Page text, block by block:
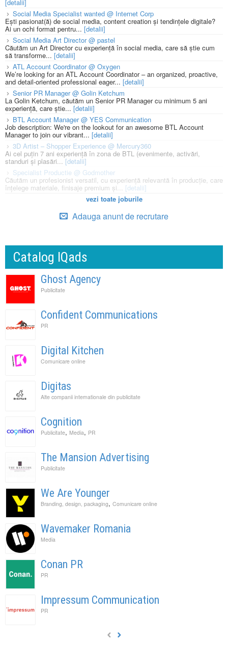
[detalii]
Social Media Specialist wanted @ Internet Corp
Ești pasionat(ă) de social media, content creation și tendințele digitale?
Ai un ochi format pentru... [detalii]
Social Media Art Director @ pastel
Căutăm un Art Director cu experiență în social media, care să știe cum
să transforme... [detalii]
ATL Account Coordinator @ Oxygen
We’re looking for an ATL Account Coordinator – an organized, proactive,
and detail-oriented professional eager... [detalii]
Senior PR Manager @ Golin Ketchum
La Golin Ketchum, căutăm un Senior PR Manager cu minimum 5 ani
experiență, care știe... [detalii]
BTL Account Manager @ YES Communication
Job description: We're on the lookout for an awesome BTL Account
Manager to join our vibrant... [detalii]
3D Artist – Shopper Experience @ Mercury360
Ai cel puțin 7 ani experiență în zona de BTL (evenimente, activări,
standuri și plasări...[detalii]
Specialist Productie @ Godmother
Căutăm un profesionist versatil, cu experiență relevantă în producție, care
înțelege materiale, finisaje premium și... [detalii]
vezi toate joburile
Adauga anunt de recrutare
Catalog IQads
Ghost Agency
Publicitate
Confident Communications
PR
Digital Kitchen
Comunicare online
Digitas
Alte companii internationale din publicitate
Cognition
Publicitate, Media, PR
The Mansion Advertising
Publicitate
We Are Younger
Branding, design, packaging, Comunicare online
Wavemaker Romania
Media
Conan PR
PR
Impressum Communication
PR